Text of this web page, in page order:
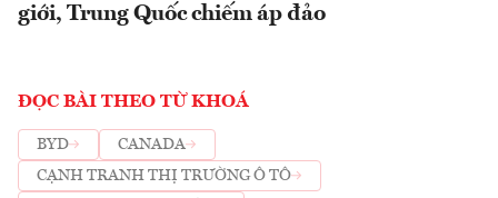
giới, Trung Quốc chiếm áp đảo
ĐỌC BÀI THEO TỪ KHOÁ
BYD
CANADA
CẠNH TRANH THỊ TRƯỜNG Ô TÔ